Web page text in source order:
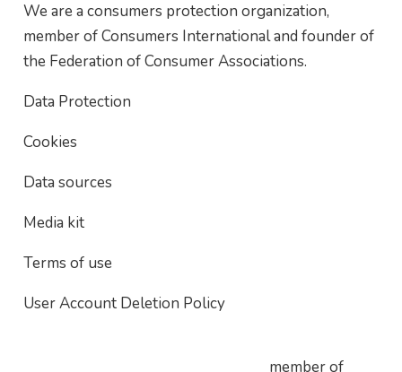
We are a consumers protection organization,
member of Consumers International and founder of
the Federation of Consumer Associations.
Data Protection
Cookies
Data sources
Media kit
Terms of use
User Account Deletion Policy
member of